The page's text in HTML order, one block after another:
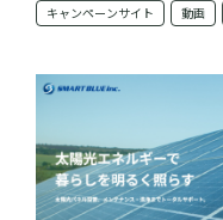
キャンペーンサイト 動画